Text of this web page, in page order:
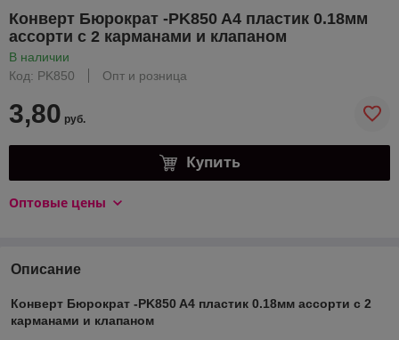
Конверт Бюрократ -PK850 A4 пластик 0.18мм
ассорти с 2 карманами и клапаном
В наличии
Код: PK850
Опт и розница
3,80 руб.
Купить
Оптовые цены
Описание
Конверт Бюрократ -PK850 A4 пластик 0.18мм ассорти с 2
карманами и клапаном